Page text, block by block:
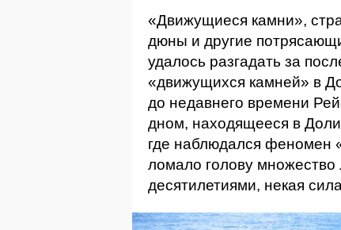
«Движущиеся камни»,
дюны и другие
удалось разгадать за
«движущихся камней» в
до недавнего времени
дном, находящееся в
где наблюдался феномен
ломало голову
десятилетиями, некая